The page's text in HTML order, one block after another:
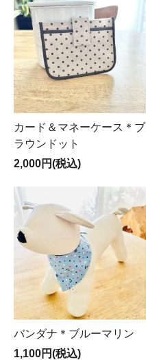
カード＆マネーケース＊ブ
ラウンドット
2,000円(税込)
バンダナ＊ブルーマリン
1,100円(税込)